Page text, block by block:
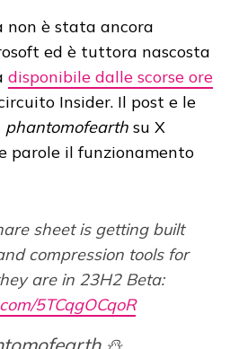
non è stata ancora
ed è tuttora nascosta
disponibile dalle scorse ore
Insider. Il post e le
phantomofearth su X
parole il funzionamento
sheet is getting built
compression tools for
are in 23H2 Beta:
5TCqgOCqoR
⛄